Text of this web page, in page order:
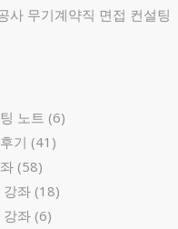
사 무기계약직 면접 컨설팅
노트 (6)
기 (41)
(58)
강좌(18)
강좌(6)